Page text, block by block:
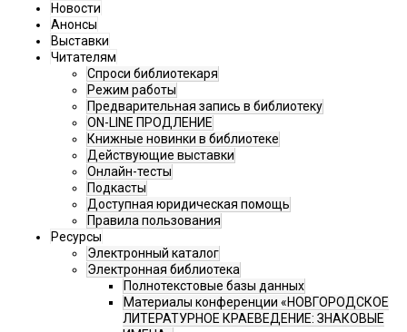
Новости
Анонсы
Выставки
Читателям
Спроси библиотекаря
Режим работы
Предварительная запись в библиотеку
ON-LINE ПРОДЛЕНИЕ
Книжные новинки в библиотеке
Действующие выставки
Онлайн-тесты
Подкасты
Доступная юридическая помощь
Правила пользования
Ресурсы
Электронный каталог
Электронная библиотека
Полнотекстовые базы данных
Материалы конференции «НОВГОРОДСКОЕ
ЛИТЕРАТУРНОЕ КРАЕВЕДЕНИЕ: ЗНАКОВЫЕ